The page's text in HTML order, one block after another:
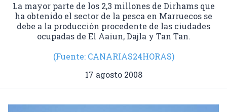
La mayor parte de los 2,3 millones de Dirhams que
ha obtenido el sector de la pesca en Marruecos se
debe a la producción procedente de las ciudades
ocupadas de El Aaiun, Dajla y Tan Tan.
(Fuente: CANARIAS24HORAS)
17 agosto 2008